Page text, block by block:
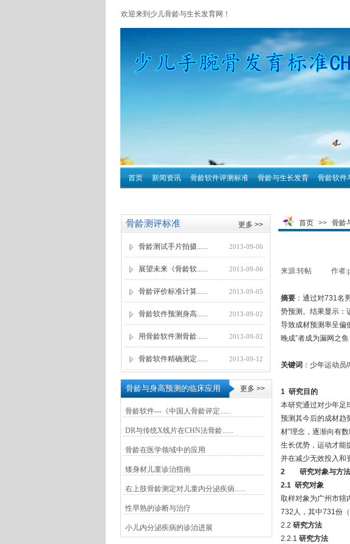
欢迎来到少儿骨龄与生长发育网！
首页 新闻资讯 骨龄软件评测标准 骨龄与生长发育 骨龄软件
. 骨龄测评标准 首页 >> 骨龄
更多 >>
骨龄测试手片拍摄...... 2013-09-06
展望未来《骨龄软...... 2013-09-06
骨龄评价标准计算...... 2013-09-05
骨龄软件预测身高...... 2013-09-02
用骨龄软件测骨龄...... 2013-09-02
骨龄软件精确测定...... 2013-09-12
来源:转帖 作者:
摘要 ：通过对731名
势预测。结果显示：
导致成材预测率呈偏
晚成”者成为漏网之
关键词 ：少年运动员
1 研究目的
本研究通过对少年足
预测其今后的成材趋
材”理念，逐渐向有
生长优势，运动才能
并在减少无效投入和
2 研究对象与方法
2.1 研究对象
取样对象为广州市辖
732人，其中731份
2.2 研究方法
2.2.1 研究方法
. 骨龄与身高预测的临床应用 更多 >>
骨龄软件---《中国人骨龄评定......
DR与传统X线片在CHN法骨龄......
骨龄在医学领域中的应用
矮身材儿童诊治指南
右上肢骨龄测定对儿童内分泌疾病......
性早熟的诊断与治疗
小儿内分泌疾病的诊治进展